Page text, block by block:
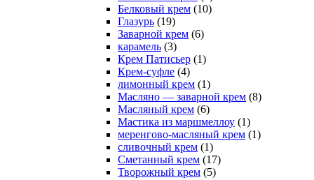
Белковый крем (10)
Глазурь (19)
Заварной крем (6)
карамель (3)
Крем Патисьер (1)
Крем-суфле (4)
лимонный крем (1)
Масляно — заварной крем (8)
Масляный крем (6)
Мастика из маршмеллоу (1)
меренгово-масляный крем (1)
сливочный крем (1)
Сметанный крем (17)
Творожный крем (5)